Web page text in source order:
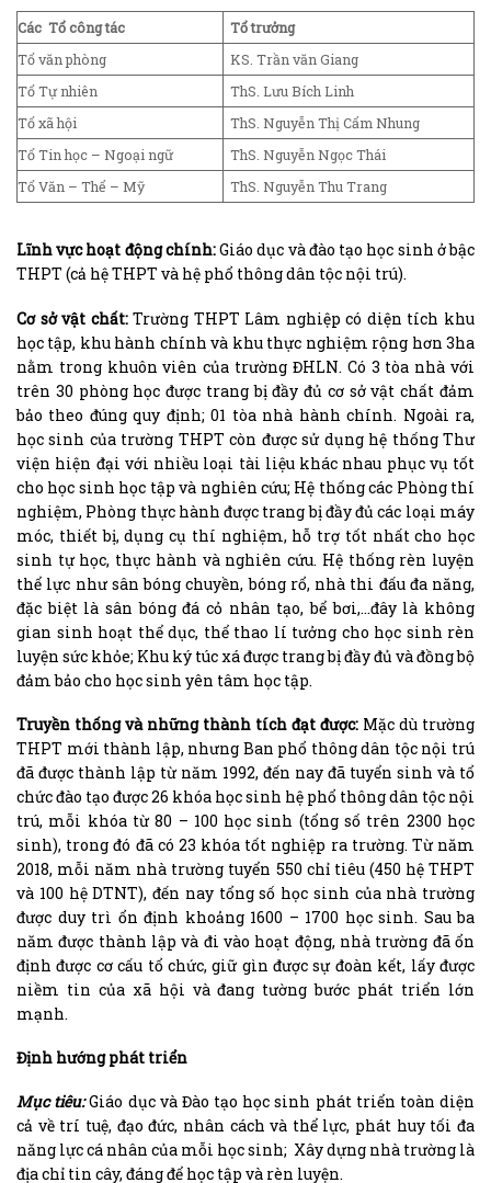
Các Tổ công tác
Tổ trưởng
Tổ văn phòng
KS. Trần văn Giang
Tổ Tự nhiên
ThS. Lưu Bích Linh
Tổ xã hội
ThS. Nguyễn Thị Cẩm Nhung
Tổ Tin học – Ngoại ngữ
ThS. Nguyễn Ngọc Thái
Tổ Văn – Thể – Mỹ
ThS. Nguyễn Thu Trang
Lĩnh vực hoạt động chính:Giáo dục và đào tạo học sinh ở bậc
THPT (cả hệ THPT và hệ phổ thông dân tộc nội trú).
Cơ sở vật chất:Trường THPT Lâm nghiệp có diện tích khu
học tập, khu hành chính và khu thực nghiệm rộng hơn 3ha
nằm trong khuôn viên của trường ĐHLN. Có 3 tòa nhà với
trên 30 phòng học được trang bị đầy đủ cơ sở vật chất đảm
bảo theo đúng quy định; 01 tòa nhà hành chính. Ngoài ra,
học sinh của trường THPT còn được sử dụng hệ thống Thư
viện hiện đại với nhiều loại tài liệu khác nhau phục vụ tốt
cho học sinh học tập và nghiên cứu; Hệ thống các Phòng thí
nghiệm, Phòng thực hành được trang bị đầy đủ các loại máy
móc, thiết bị, dụng cụ thí nghiệm, hỗ trợ tốt nhất cho học
sinh tự học, thực hành và nghiên cứu. Hệ thống rèn luyện
thể lực như sân bóng chuyền, bóng rổ, nhà thi đấu đa năng,
đặc biệt là sân bóng đá cỏ nhân tạo, bể bơi,…đây là không
gian sinh hoạt thể dục, thể thao lí tưởng cho học sinh rèn
luyện sức khỏe; Khu ký túc xá được trang bị đầy đủ và đồng bộ
đảm bảo cho học sinh yên tâm học tập.
Truyền thống và những thành tích đạt được: Mặc dù trường
THPT mới thành lập, nhưng Ban phổ thông dân tộc nội trú
đã được thành lập từ năm 1992, đến nay đã tuyển sinh và tổ
chức đào tạo được 26 khóa học sinh hệ phổ thông dân tộc nội
trú, mỗi khóa từ 80 – 100 học sinh (tổng số trên 2300 học
sinh), trong đó đã có 23 khóa tốt nghiệp ra trường. Từ năm
2018, mỗi năm nhà trường tuyển 550 chỉ tiêu (450 hệ THPT
và 100 hệ DTNT), đến nay tổng số học sinh của nhà trường
được duy trì ổn định khoảng 1600 – 1700 học sinh. Sau ba
năm được thành lập và đi vào hoạt động, nhà trường đã ổn
định được cơ cấu tổ chức, giữ gìn được sự đoàn kết, lấy được
niềm tin của xã hội và đang tường bước phát triển lớn
mạnh.
Định hướng phát triển
Mục tiêu:Giáo dục và Đào tạo học sinh phát triển toàn diện
cả về trí tuệ, đạo đức, nhân cách và thể lực, phát huy tối đa
năng lực cá nhân của mỗi học sinh; Xây dựng nhà trường là
địa chỉ tin cây, đáng để học tập và rèn luyện.